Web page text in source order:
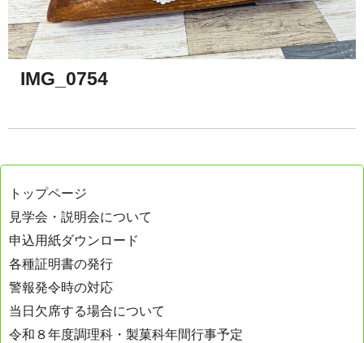
IMG_0754
トップページ
見学会・説明会について
申込用紙ダウンロード
各種証明書の発行
警報発令時の対応
当日欠席する場合について
令和８年度調理科・製菓科年間行事予定